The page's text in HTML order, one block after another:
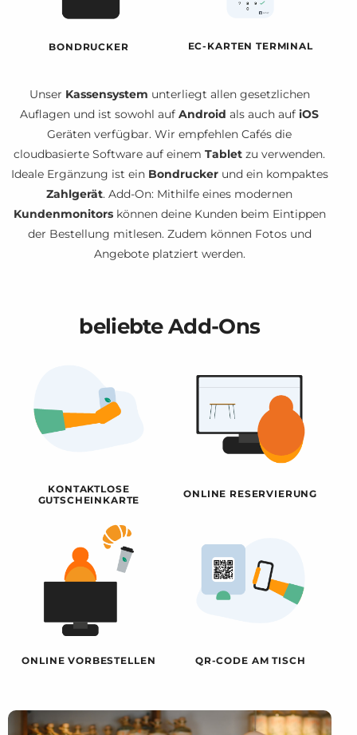
BONDRUCKER EC-KARTEN TERMINAL
Unser Kassensystem unterliegt allen gesetzlichen
Auflagen und ist sowohl aufAndroid als auch aufiOS
Geräten verfügbar. Wir empfehlen Cafés die
cloudbasierte Software auf einemTablet zu verwenden.
Ideale Ergänzung ist ein Bondruckerund ein kompaktes
Zahlgerät. Add-On: Mithilfe eines modernen
Kundenmonitorskönnen deine Kunden beim Eintippen
der Bestellung mitlesen. Zudem können Fotos und
Angebote platziert werden.
beliebte Add-Ons
KONTAKTLOSE
GUTSCHEINKARTE
ONLINE RESERVIERUNG
ONLINE VORBESTELLEN QR-CODE AM TISCH